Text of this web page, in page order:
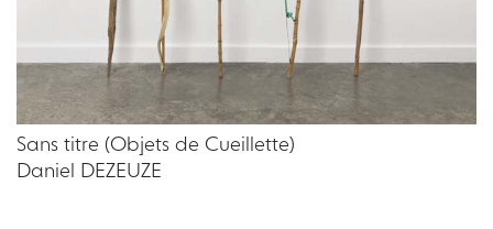
Sans titre (Objets de Cueillette)
Daniel DEZEUZE